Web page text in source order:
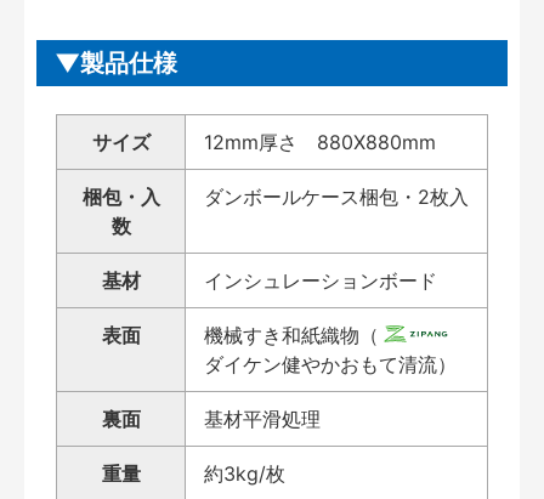
製品仕様
サイズ 12mm厚さ 880X880mm
梱包・入
数
ダンボールケース梱包・2枚入
基材 インシュレーションボード
表面
機械すき和紙織物（
ダイケン健やかおもて清流）
裏面 基材平滑処理
重量 約3kg/枚